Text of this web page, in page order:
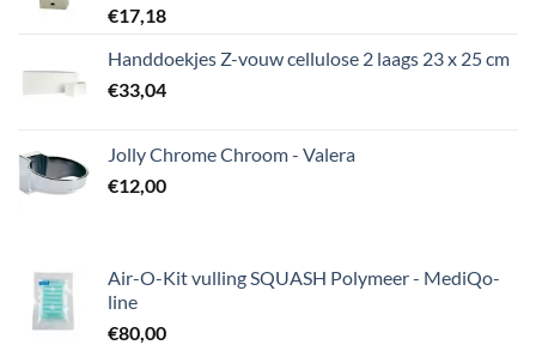
€17,18
Handdoekjes Z-vouw cellulose 2 laags 23 x 25 cm
€33,04
Jolly Chrome Chroom - Valera
€12,00
Air-O-Kit vulling SQUASH Polymeer - MediQo-
line
€80,00